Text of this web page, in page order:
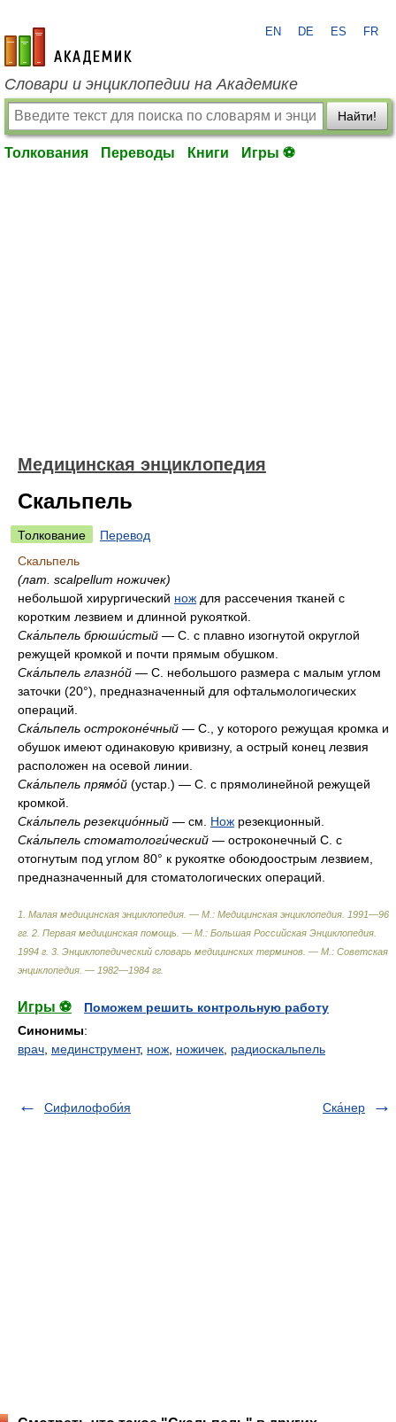
academic.ru
EN DE ES FR
Словари и энциклопедии на Академике
Найти!
Толкования Переводы Книги Игры ⚽
Медицинская энциклопедия
Скальпель
Толкование
Перевод
Скальпель
(лат. scalpellum ножичек)
небольшой хирургический нож для рассечения тканей с
коротким лезвием и длинной рукояткой.
Ска́льпель брюши́стый — С. с плавно изогнутой округлой
режущей кромкой и почти прямым обушком.
Ска́льпель глазно́й — С. небольшого размера с малым углом
заточки (20°), предназначенный для офтальмологических
операций.
Ска́льпель остроконе́чный — С., у которого режущая кромка и
обушок имеют одинаковую кривизну, а острый конец лезвия
расположен на осевой линии.
Ска́льпель прямо́й (устар.) — С. с прямолинейной режущей
кромкой.
Ска́льпель резекцио́нный — см. Нож резекционный.
Ска́льпель стоматологи́ческий — остроконечный С. с
отогнутым под углом 80° к рукоятке обоюдоострым лезвием,
предназначенный для стоматологических операций.
1. Малая медицинская энциклопедия. — М.: Медицинская энциклопедия. 1991—96
гг. 2. Первая медицинская помощь. — М.: Большая Российская Энциклопедия.
1994 г. 3. Энциклопедический словарь медицинских терминов. — М.: Советская
энциклопедия. — 1982—1984 гг
Игры ⚽
Поможем решить контрольную работу
Синонимы:
врач мединструмент, нож ножичек радиоскальпель
Сифилофоби́я Ска́нер